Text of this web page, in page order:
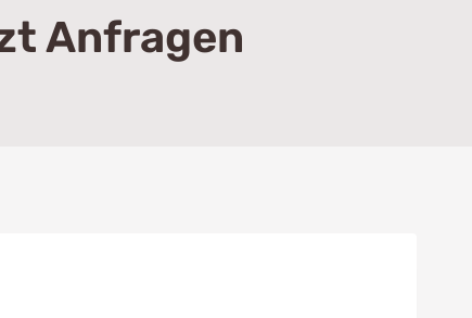
Anfragen